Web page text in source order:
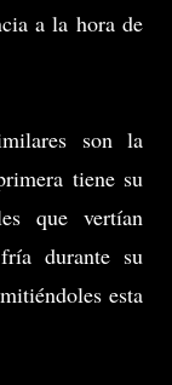
a la hora de
son la
tiene su
que vertían
durante su
esta